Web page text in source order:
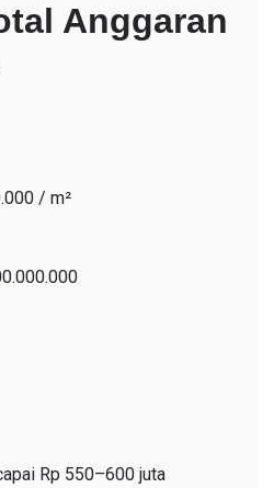
Anggaran
/ m²
Rp 550–600 juta